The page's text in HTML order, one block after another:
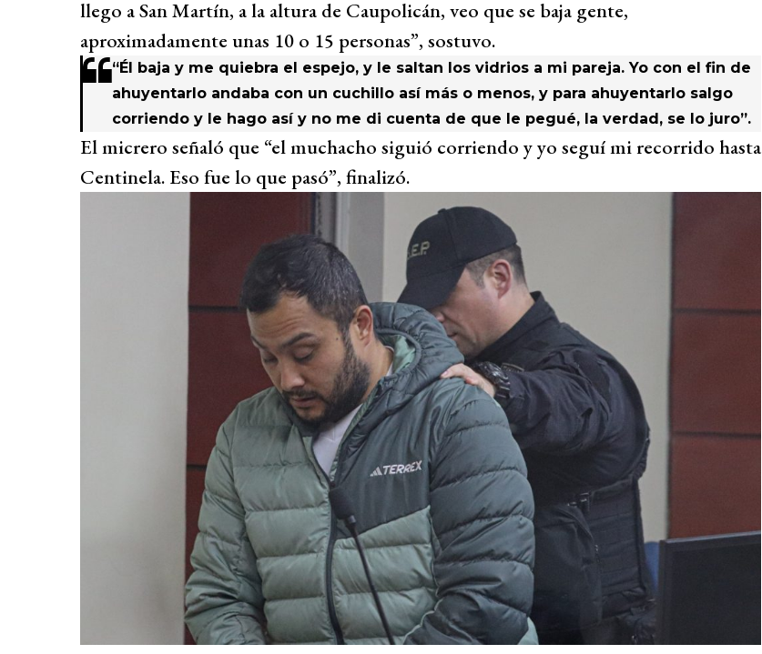
llego a San Martín, a la altura de Caupolicán, veo que se baja gente,
aproximadamente unas 10 o 15 personas”, sostuvo.
“Él baja y me quiebra el espejo, y le saltan los vidrios a mi pareja. Yo con el fin de
ahuyentarlo andaba con un cuchillo así más o menos, y para ahuyentarlo salgo
corriendo y le hago así y no me di cuenta de que le pegué, la verdad, se lo juro”.
El micrero señaló que “el muchacho siguió corriendo y yo seguí mi recorrido hasta
Centinela. Eso fue lo que pasó”, finalizó.